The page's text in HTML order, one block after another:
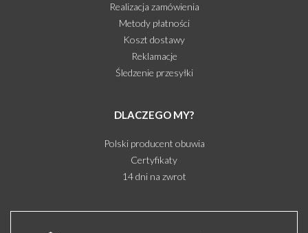
Realizacja zamówienia
Metody płatności
Koszt dostawy
Reklamacje
Śledzenie przesyłki
DLACZEGO MY?
Polski producent obuwia
Certyfikaty
14 dni na zwrot